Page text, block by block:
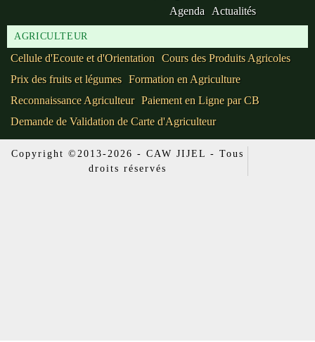
Agenda
Actualités
AGRICULTEUR
Cellule d'Ecoute et d'Orientation Cours des Produits Agricoles
Prix des fruits et légumes Formation en Agriculture
Reconnaissance Agriculteur Paiement en Ligne par CB
Demande de Validation de Carte d'Agriculteur
Copyright ©2013-2026 - CAW JIJEL - Tous
droits réservés